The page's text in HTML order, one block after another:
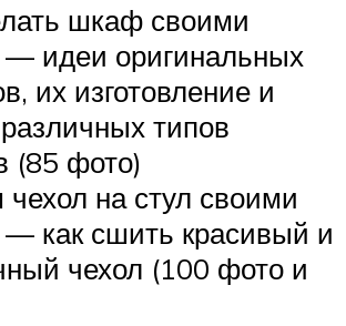
шкаф своими
— идеи оригинальных
их изготовление и
типов
(85 фото)
на стул своими
как сшить красивый и
чехол (100 фото и